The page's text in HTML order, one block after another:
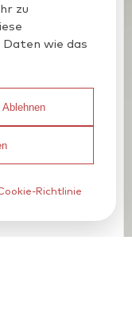
zu
Daten wie das
Ablehnen
Richtlinie